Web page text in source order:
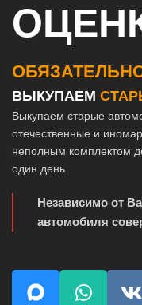
ВЫКУПАЕМ
Выкупаем старые
отечественные и
неполным комплектом
один день.
Независимо от
автомобиля